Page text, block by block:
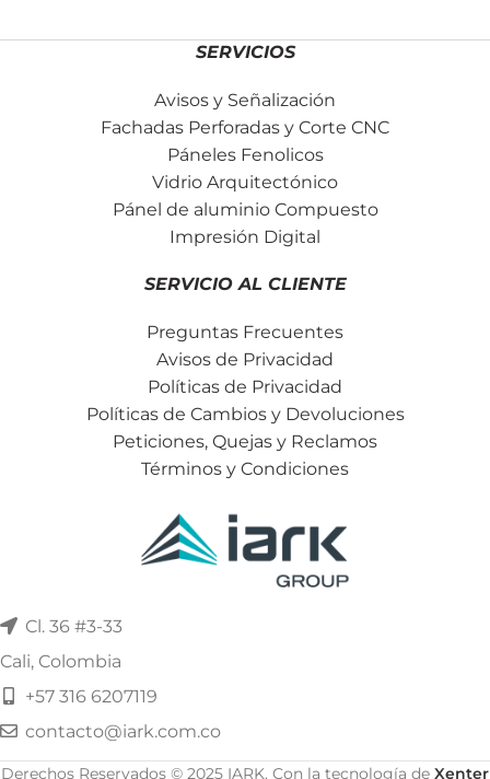
años de garantía para
páneles con pintura PVDF
Kynar 500 y 5 años de
garantía para páneles con
pintura en poliéster.
años de garantía para
páneles con pintura PVDF
Kynar 500 y 5 años de
pintura en poliéster.
SERVICIOS
Avisos y Señalización
Fachadas Perforadas y Corte CNC
Páneles Fenolicos
Vidrio Arquitectónico
Pánel de aluminio Compuesto
Impresión Digital
SERVICIO AL CLIENTE
Preguntas Frecuentes
Avisos de Privacidad
Políticas de Privacidad
Políticas de Cambios y Devoluciones
Peticiones, Quejas y Reclamos
Términos y Condiciones
Cl. 36 #3-33
Cali, Colombia
+57 316 6207119
contacto@iark.com.co
Derechos Reservados © 2025 IARK. Con la tecnología de Xenter